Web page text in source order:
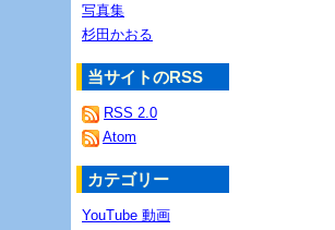
写真集
杉田かおる
当サイトのRSS
RSS 2.0
Atom
カテゴリー
YouTube 動画